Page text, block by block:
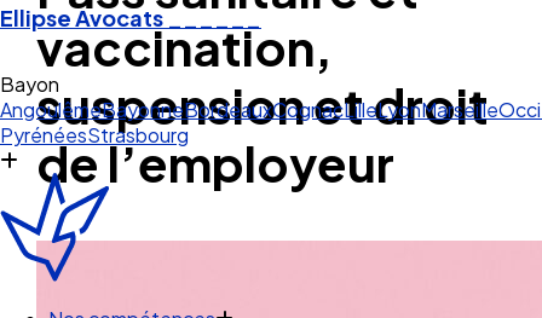
Ellipse Avocats______
Bayonne
AngoulêmeBayonneBordeauxCognacLilleLyonMarseille
PyrénéesStrasbourg
vaccination,
suspension et droit
de l’employeur